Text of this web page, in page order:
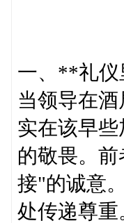
一、**礼仪
当领导在
实在该早
的敬畏。
接"的诚意
处传递尊重